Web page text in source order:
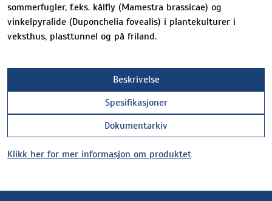
sommerfugler, f.eks. kålfly (Mamestra brassicae) og
vinkelpyralide (Duponchelia fovealis) i plantekulturer i
veksthus, plasttunnel og på friland.
Beskrivelse
Spesifikasjoner
Dokumentarkiv
Klikk her for mer informasjon om produktet